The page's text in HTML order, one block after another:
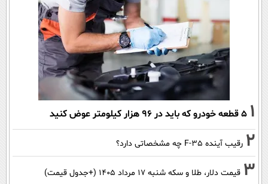
1 ۵ قطعه خودرو که باید در ۹۶ هزار کیلومتر عوض کنید
2 رقیب آینده F-35 چه مشخصاتی دارد؟
3 قیمت دلار، طلا و سکه شنبه ۱۷ مرداد ۱۴۰۵ (+جدول قیمت)